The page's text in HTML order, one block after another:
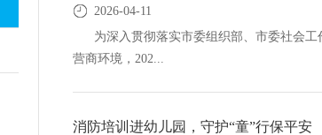
2026-04-11
为深入贯彻落实市委组织部、市委社会工
营商环境，202...
消防培训进幼儿园，守护“童”行保平安